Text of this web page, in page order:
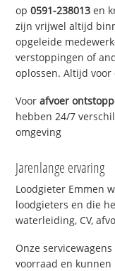
op0591-238013 en
zijn vrijwel altijd
opgeleide
verstoppingen of
oplossen. Altijd
Voorafvoer
hebben 24/7
omgeving
Jarenlange ervaring
Loodgieter Emmen
loodgieters en die
waterleiding, CV,
Onze
voorraad en